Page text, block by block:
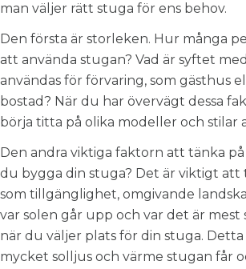
man väljer rätt stuga för ens behov.
Den första är storleken. Hur många
att använda stugan? Vad är syftet
användas för förvaring, som gästhus
bostad? När du har övervägt dessa
börja titta på olika modeller och stilar
Den andra viktiga faktorn att tänka på
du bygga din stuga? Det är viktigt att
som tillgänglighet, omgivande
var solen går upp och var det är mest
när du väljer plats för din stuga.
mycket solljus och värme stugan får